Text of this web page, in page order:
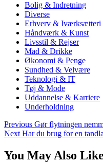
Bolig & Indretning
Diverse
Erhverv & Iværksætteri
Håndværk & Kunst
Livsstil & Rejser
Mad & Drikke
Økonomi & Penge
Sundhed & Velvære
Teknologi & IT
Tøj & Mode
Uddannelse & Karriere
Underholdning
Previous Gør flytningen
Next Har du brug for en
You May Also